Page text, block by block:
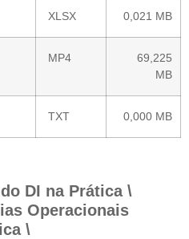
XLSX 0,021 MB
MP4
69,225
MB
TXT 0,000 MB
DI na Prática \
Operacionais
\